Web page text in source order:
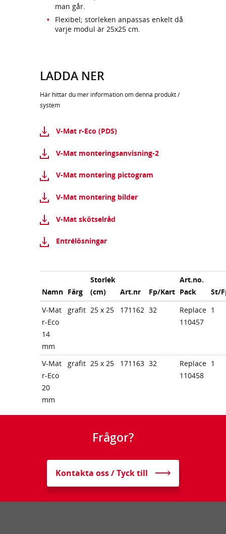
man går.
Flexibel; storleken anpassas enkelt då
varje modul är 25x25 cm.
LADDA NER
Här hittar du mer information om denna produkt /
system
V-Mat r-Eco (PDS)
V-Mat monteringsanvisning-2
V-Mat montering pictogram
V-Mat montering bilder
V-Mat skötselråd
Entrélösningar
Namn Färg
Storlek
(cm)
Art.nr Fp/Kart
Art.no.
Pack
St/
V-Mat
r-Eco
14
mm
grafit 25 x 25 171162 32
Replace
110457
1
V-Mat
r-Eco
20
mm
grafit 25 x 25 171163 32
Replace
110458
1
Frågor?
Kontakta oss / Tyck till